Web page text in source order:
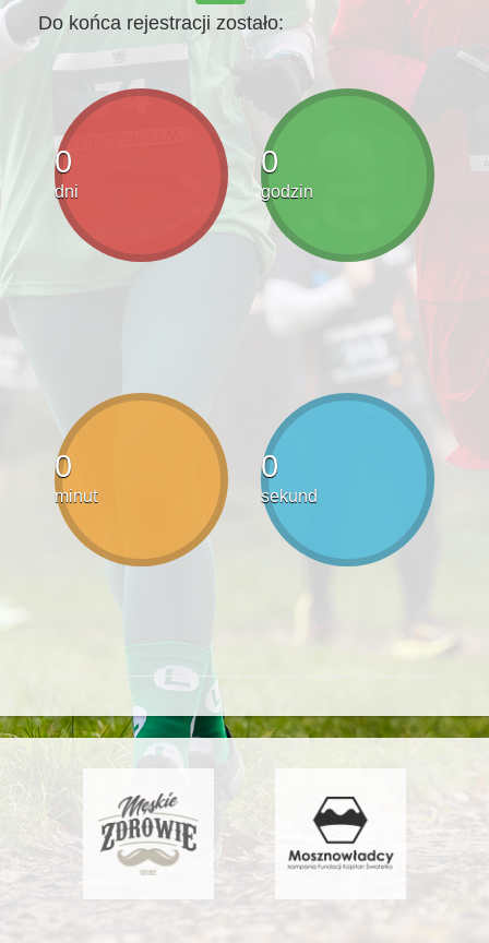
Do końca rejestracji zostało:
0
dni
0
godzin
0
minut
0
sekund